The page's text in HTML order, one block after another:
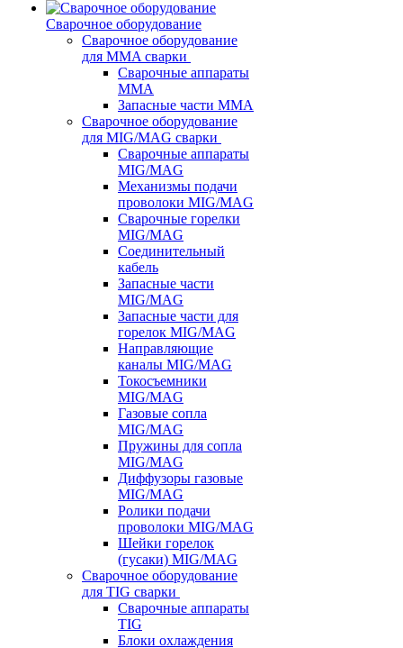
Сварочное оборудование
Сварочное оборудование
для MMA сварки
Сварочные аппараты
MMA
Запасные части MMA
Сварочное оборудование
для MIG/MAG сварки
Сварочные аппараты
MIG/MAG
Механизмы подачи
проволоки MIG/MAG
Сварочные горелки
MIG/MAG
Соединительный
кабель
Запасные части
MIG/MAG
Запасные части для
горелок MIG/MAG
Направляющие
каналы MIG/MAG
Токосъемники
MIG/MAG
Газовые сопла
MIG/MAG
Пружины для сопла
MIG/MAG
Диффузоры газовые
MIG/MAG
Ролики подачи
проволоки MIG/MAG
Шейки горелок
(гусаки) MIG/MAG
Сварочное оборудование
для TIG сварки
Сварочные аппараты
TIG
Блоки охлаждения